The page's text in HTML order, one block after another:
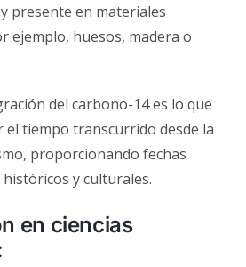
presente en materiales
ejemplo, huesos, madera o
del carbono-14 es lo que
el tiempo transcurrido desde la
proporcionando fechas
y culturales.
en ciencias